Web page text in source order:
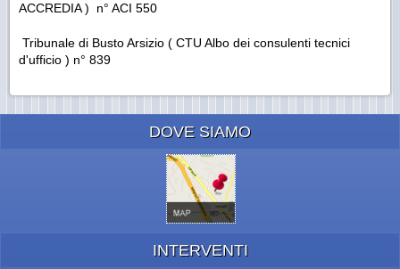
ACCREDIA ) n° ACI 550
Tribunale di Busto Arsizio ( CTU Albo dei consulenti tecnici
d'ufficio ) n° 839
DOVE SIAMO
INTERVENTI